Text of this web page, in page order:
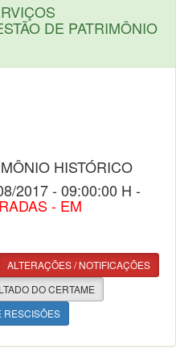
DE PATRIMÔNIO
HISTÓRICO
2017 - 09:00:00 H -
- EM
ALTERAÇÕES / NOTIFICAÇÕES
DO CERTAME
RESCISÕES